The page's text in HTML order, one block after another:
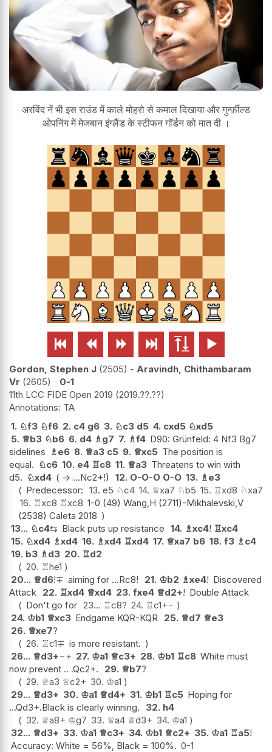
अरविंद नें भी इस राउंड में काले मोहरो से कमाल दिखाया और गुर्न्फ़ील्ड
ओपनिंग में मेजबान इंग्लैंड के स्टीफन गॉर्डन को मात दी ।
     
Gordon, Stephen J 2505 - Aravindh, Chithambaram
Vr 2605
0-1
11th LCC FIDE Open 2019 2019.??.??
TA
1. ♘f3 ♘f6 2. c4 g6 3. ♘c3 d5 4. cxd5 ♘xd5
5. ♕b3 ♘b6 6. d4 ♗ g7 7. ♗f4 D90: Grünfeld: 4 Nf3 Bg7
sidelines
♗ e6 8. ♕a3 c5 9. ♕xc5 The position is
equal. ♘c6 10. e4 ♖c8 11. ♕a3 Threatens to win with
d5. ♘xd4 ( -> ...Nc2+!) 12. O-O-O O-O 13. ♗ e3
Predecessor: 13. e5 ♘c4 14. ♕xa7 ♘b5 15. ♖xd8 ♘xa7
16. ♖xc8 ♖xc8 1-0 (49) Wang,H (2711)-Mikhalevski,V
(2538) Caleta 2018
13... ♘c4⇆ Black puts up resistance 14. ♗xc4! ♖xc4
15. ♘xd4 ♗xd4 16. ♗xd4 ♖xd4 17. ♕xa7 b6 18. f3 ♗ c4
19. b3 ♗ d3 20. ♖d2
20. ♖he1
20... ♕d6!∓ aiming for ...Rc8! 21. ♔b2 ♗xe4! Discovered
Attack 22. ♖xd4 ♕xd4 23. fxe4 ♕d2+! Double Attack
Don't go for 23... ♖c8? 24. ♖c1+−
24. ♔b1 ♕xc3 Endgame KQR-KQR 25. ♕d7 ♕e3
26. ♕xe7?
26. ♖c1∓ is more resistant.
26... ♕d3+−+ 27. ♔a1 ♕c3+ 28. ♔b1 ♖c8 White must
now prevent .. .Qc2+.
29. ♕b7?
29. ♕a3 ♕c2+ 30. ♔a1
29... ♕d3+ 30. ♔a1 ♕d4+ 31. ♔b1 ♖c5 Hoping for
...Qd3+.Black is clearly winning.
32. h4
32. ♕a8+ ♔g7 33. ♕a4 ♕d3+ 34. ♔a1
32... ♕d3+ 33. ♔a1 ♕c3+ 34. ♔b1 ♕c2+ 35. ♔a1 ♖a5!
Accuracy: White = 56%, Black = 100%. 0-1